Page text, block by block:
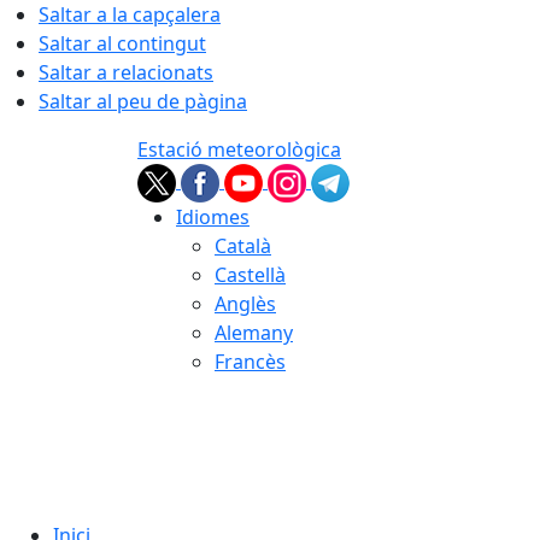
Saltar a la capçalera
Saltar al contingut
Saltar a relacionats
Saltar al peu de pàgina
Estació meteorològica
Idiomes
Català
Castellà
Anglès
Alemany
Francès